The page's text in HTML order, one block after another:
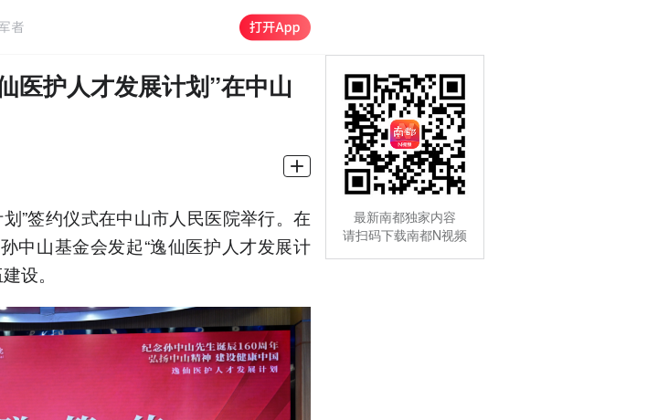
医护人才发展计划”在中山
”签约仪式在中山市人民医院举行。在
中山基金会发起“逸仙医护人才发展计
设。
最新南都独家内容
请扫码下载南都N视频